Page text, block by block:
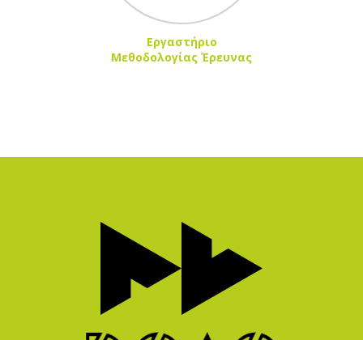
Εργαστήριο
Μεθοδολογίας Έρευνας